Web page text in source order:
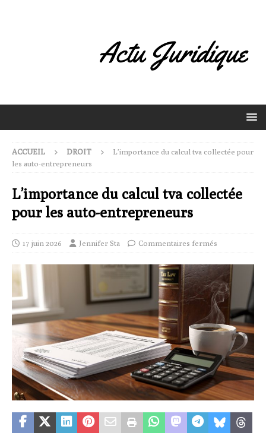
ACCUEIL DROIT
L’importance du calcul tva collectée pour
les auto-entrepreneurs
L’importance du calcul tva collectée
pour les auto-entrepreneurs
17 juin 2026 Jennifer Sta Commentaires fermés